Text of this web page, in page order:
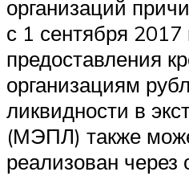
организаций
с 1 сентября 2017
предоставления
организациям
ликвидности в
(МЭПЛ) также
реализован через